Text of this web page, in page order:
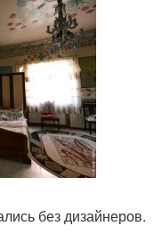
без дизайнеров.